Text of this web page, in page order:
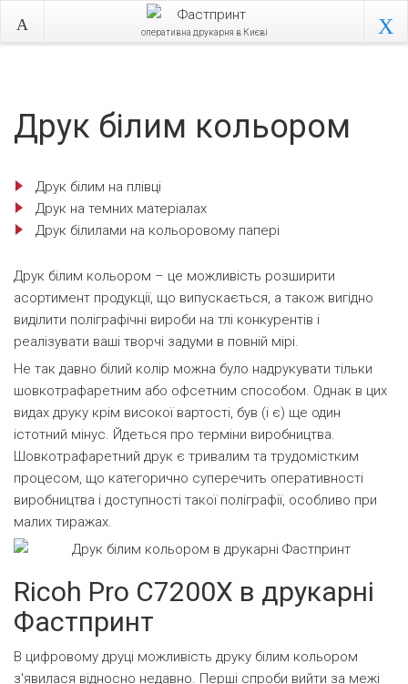
оперативна друкарня в Києві
Друк білим кольором
Друк білим на плівці
Друк на темних матеріалах
Друк білилами на кольоровому папері
Друк білим кольором – це можливість розширити
асортимент продукції, що випускається, а також вигідно
виділити поліграфічні вироби на тлі конкурентів і
реалізувати ваші творчі задуми в повній мірі.
Не так давно білий колір можна було надрукувати тільки
шовкотрафаретним або офсетним способом. Однак в цих
видах друку крім високої вартості, був (і є) ще один
істотний мінус. Йдеться про терміни виробництва.
Шовкотрафаретний друк є тривалим та трудомістким
процесом, що категорично суперечить оперативності
виробництва і доступності такої поліграфії, особливо при
малих тиражах.
Ricoh Pro C7200X в друкарні
Фастпринт
В цифровому друці можливість друку білим кольором
з'явилася відносно недавно. Перші спроби вийти за межі